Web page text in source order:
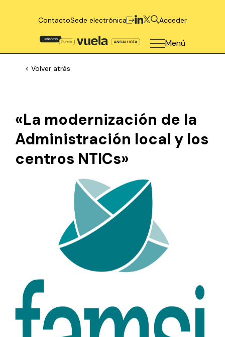
ContactoSede electrónica Acceder
Menú
< Volver atrás
«La modernización de la
Administración local y los
centros NTICs»